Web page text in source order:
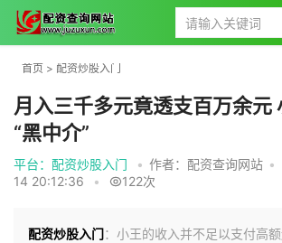
首页 > 配资炒股入门
月入三千多元竟透支百万余元
“黑中介”
平台：配资炒股入门 • 作者：配资查询网站 •
14 20:12:36
• 122次
配资炒股入门：小王的收入并不足以支付高